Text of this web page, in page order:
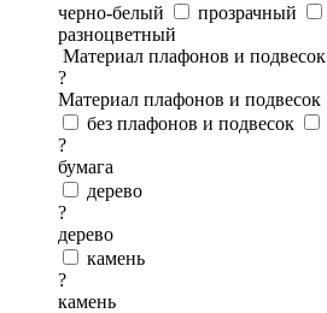
черно-белый
прозрачный
разноцветный
Материал плафонов и подвесок
?
Материал плафонов и подвесок
без плафонов и подвесок
?
бумага
дерево
?
дерево
камень
?
камень